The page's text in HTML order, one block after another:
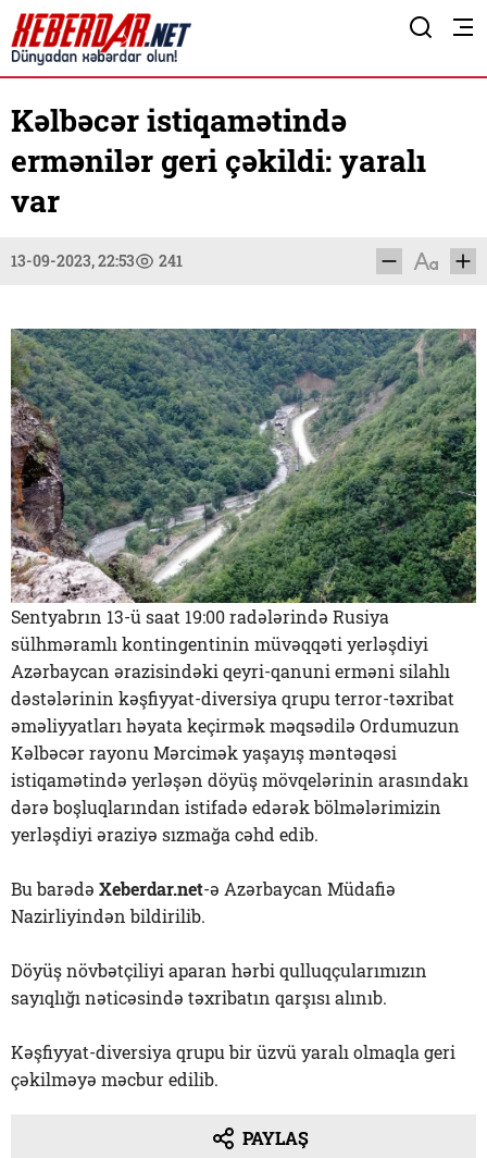
Kəlbəcər istiqamətində
ermənilər geri çəkildi: yaralı
var
13-09-2023, 22:53 241
Sentyabrın 13-ü saat 19:00 radələrində Rusiya
sülhməramlı kontingentinin müvəqqəti yerləşdiyi
Azərbaycan ərazisindəki qeyri-qanuni erməni silahlı
dəstələrinin kəşfiyyat-diversiya qrupu terror-təxribat
əməliyyatları həyata keçirmək məqsədilə Ordumuzun
Kəlbəcər rayonu Mərcimək yaşayış məntəqəsi
istiqamətində yerləşən döyüş mövqelərinin arasındakı
dərə boşluqlarından istifadə edərək bölmələrimizin
yerləşdiyi əraziyə sızmağa cəhd edib.
Bu barədə Xeberdar.net-ə Azərbaycan Müdafiə
Nazirliyindən bildirilib.
Döyüş növbətçiliyi aparan hərbi qulluqçularımızın
sayıqlığı nəticəsində təxribatın qarşısı alınıb.
Kəşfiyyat-diversiya qrupu bir üzvü yaralı olmaqla geri
çəkilməyə məcbur edilib.
PAYLAŞ